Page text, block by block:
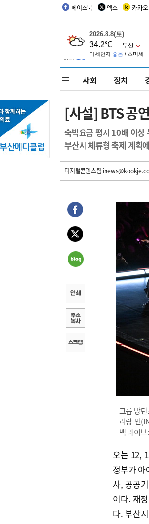
페이스북 엑스 카카
사회 정치
[사설] BTS 공
숙박요금 평시 10배 이상
부산시 체류형 축제 계획
디지털콘텐츠팀
그룹 방
리랑 인
백 라이
오는 12,
정부가 아
사, 공공
이다. 재
다. 부산